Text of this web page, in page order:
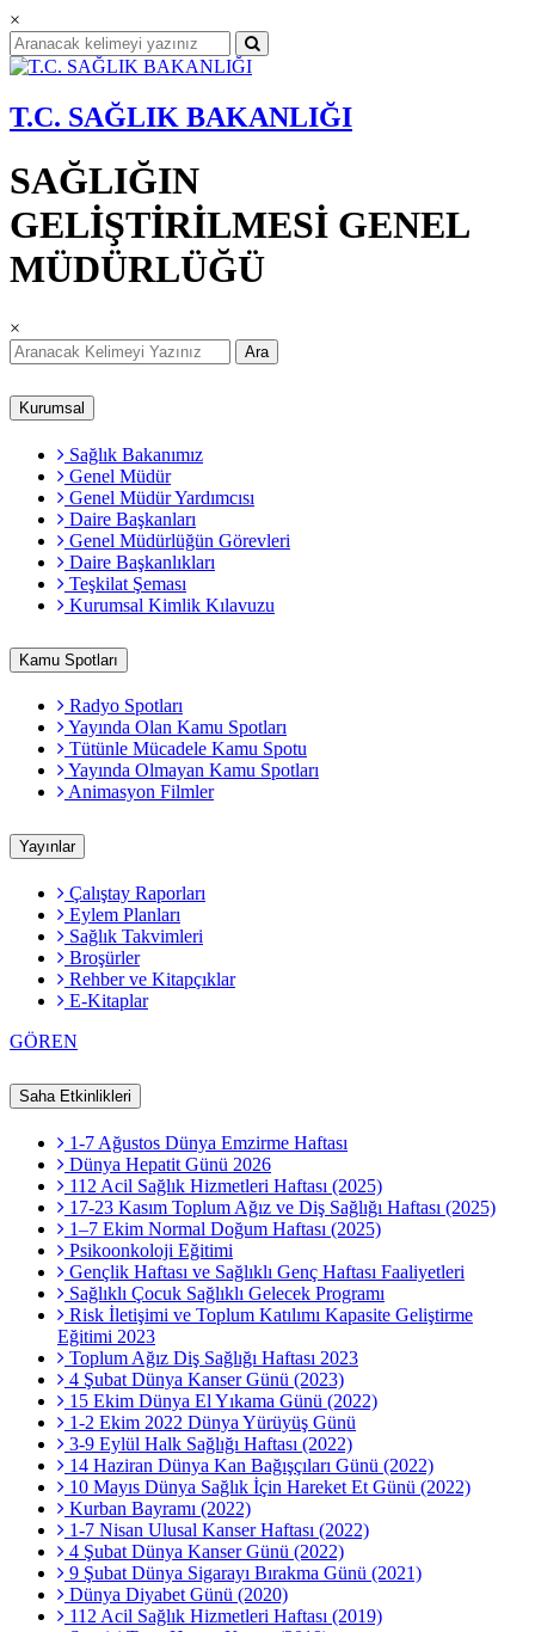
×
T.C. SAĞLIK BAKANLIĞI
SAĞLIĞIN
GELİŞTİRİLMESİ GENEL
MÜDÜRLÜĞÜ
×
Ara
Kurumsal
Sağlık Bakanımız
Genel Müdür
Genel Müdür Yardımcısı
Daire Başkanları
Genel Müdürlüğün Görevleri
Daire Başkanlıkları
Teşkilat Şeması
Kurumsal Kimlik Kılavuzu
Kamu Spotları
Radyo Spotları
Yayında Olan Kamu Spotları
Tütünle Mücadele Kamu Spotu
Yayında Olmayan Kamu Spotları
Animasyon Filmler
Yayınlar
Çalıştay Raporları
Eylem Planları
Sağlık Takvimleri
Broşürler
Rehber ve Kitapçıklar
E-Kitaplar
GÖREN
Saha Etkinlikleri
1-7 Ağustos Dünya Emzirme Haftası
Dünya Hepatit Günü 2026
112 Acil Sağlık Hizmetleri Haftası (2025)
17-23 Kasım Toplum Ağız ve Diş Sağlığı Haftası (2025)
1–7 Ekim Normal Doğum Haftası (2025)
Psikoonkoloji Eğitimi
Gençlik Haftası ve Sağlıklı Genç Haftası Faaliyetleri
Sağlıklı Çocuk Sağlıklı Gelecek Programı
Risk İletişimi ve Toplum Katılımı Kapasite Geliştirme
Eğitimi 2023
Toplum Ağız Diş Sağlığı Haftası 2023
4 Şubat Dünya Kanser Günü (2023)
15 Ekim Dünya El Yıkama Günü (2022)
1-2 Ekim 2022 Dünya Yürüyüş Günü
3-9 Eylül Halk Sağlığı Haftası (2022)
14 Haziran Dünya Kan Bağışçıları Günü (2022)
10 Mayıs Dünya Sağlık İçin Hareket Et Günü (2022)
Kurban Bayramı (2022)
1-7 Nisan Ulusal Kanser Haftası (2022)
4 Şubat Dünya Kanser Günü (2022)
9 Şubat Dünya Sigarayı Bırakma Günü (2021)
Dünya Diyabet Günü (2020)
112 Acil Sağlık Hizmetleri Haftası (2019)